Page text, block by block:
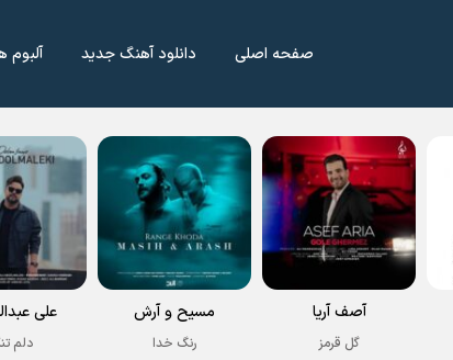
صفحه اصلی دانلود آهنگ جدید آلبوم
آصف آریا
گل قرمز
مسیح و آرش
رنگ خدا
علی
دلم